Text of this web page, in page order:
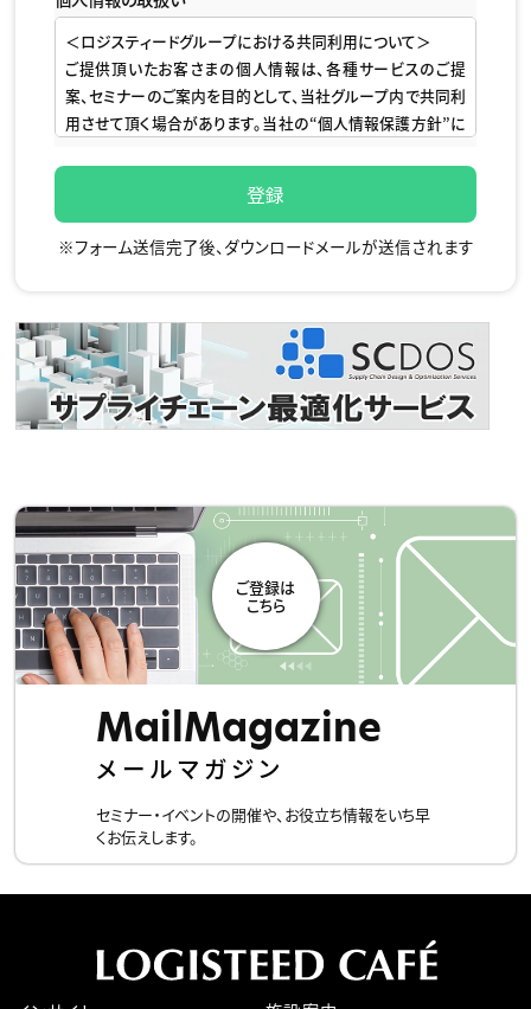
＜ロジスティードグループにおける共同利用について＞
ご提供頂いたお客さまの個人情報は、各種サービスのご提
案、セミナーのご案内を目的として、当社グループ内で共同利
用させて頂く場合があります。当社の“個人情報保護方針”に
■お問い合わせに対するご回答、製品・サービスのご紹介、関
他関連する事業活動の目的でのみ利用させて頂きます。
施し、適切に管理いたします。その他、法令に基づく場合や同
意を頂いた場合を除いて、第三者への提供はありません。
■当社は、Webサイトをより便利にご利用頂くために、クッキ
ー（Cookie）やWebビーコン（クリアGIF）を利用しています。
ジの閲覧・利用状況と紐付けして取得しています 。
■当社が保有しているお客さまの個人情報について、利用目
的の通知、開示、内容の訂正、追加又は削除、利用の停止、消
去及び第三者への提供の停止、記録の開示の請求等、または
苦情、相談をお申し出になる場合には、下記お問い合わせ窓
口までご連絡下さい。
【お問い合わせ窓口】
ィードビル
ロジスティード株式会社
個人情報保護管理者代理人 ： 営業企画部長
お問い合わせ先 ： 営業企画部 窓口管理者
Ｅｍａｉｌ：service_db@logisteed.com
※フォーム送信完了後、ダウンロードメールが送信されます
MailMagazine
メールマガジン
セミナー・イベントの開催や、お役立ち情報をいち早
くお伝えします。